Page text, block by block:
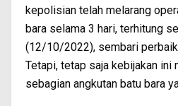
kepolisian telah melarang
bara selama 3 hari, terhitung
(12/10/2022), sembari
Tetapi, tetap saja kebijakan ini
sebagian angkutan batu bara